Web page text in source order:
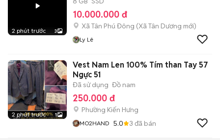
2 phút trước 3
10.000.000 đ
Xã Tân Phú Đông (Xã Tân Dương mới)
Ly Lê
2 phút trước 1
Vest Nam Len 100% Tím than Tay 57
Ngực 51
Đã sử dụng Đồ nam
250.000 đ
Phường Kiến Hưng
MO2HAND 5.0 3 đã bán